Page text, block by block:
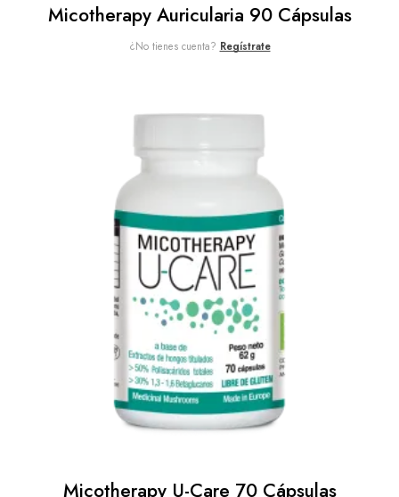
Micotherapy Auricularia 90 Cápsulas
¿No tienes cuenta? Regístrate
Micotherapy U-Care 70 Cápsulas